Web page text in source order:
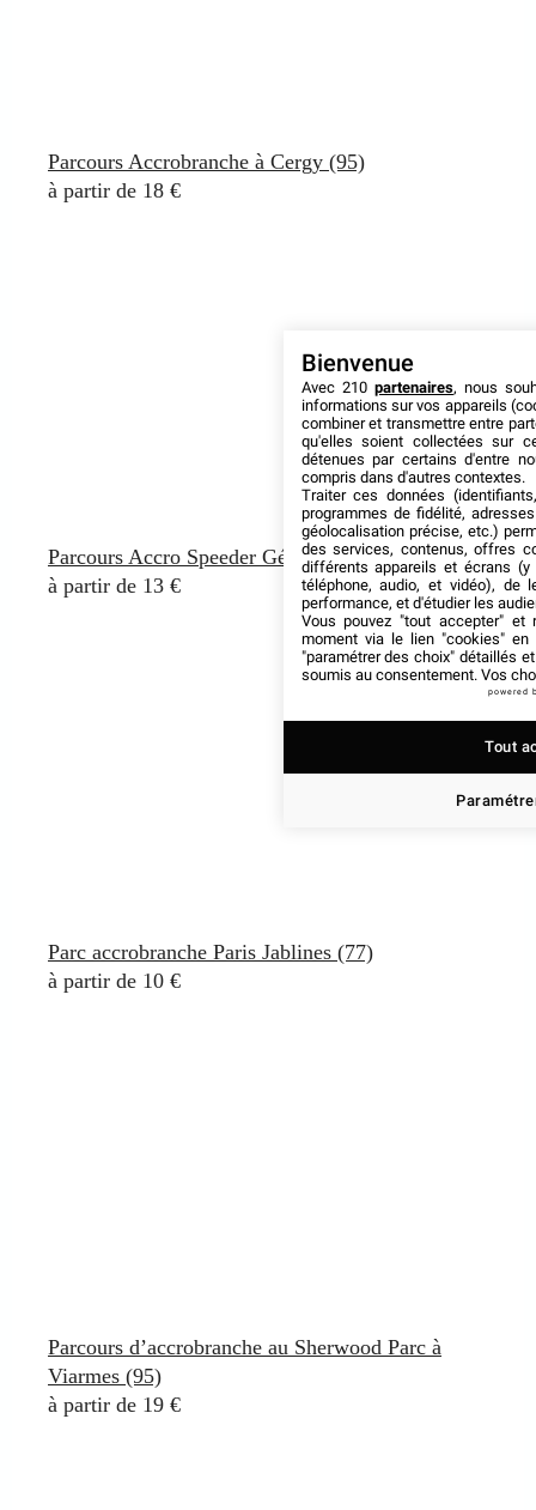
Parcours Accrobranche à Cergy (95)
à partir de 18 €
Parcours Accro Speeder Géant à Cergy (95)
à partir de 13 €
Parc accrobranche Paris Jablines (77)
à partir de 10 €
Parcours d’accrobranche au Sherwood Parc à
Viarmes (95)
à partir de 19 €
Bienvenue
Avec 210 partenaires, nous
informations sur vos appareils
combiner et transmettre entre
qu'elles soient collectées sur
détenues par certains d'entre
compris dans d'autres contextes.
Traiter ces données
programmes de fidélité,
géolocalisation précise, etc.)
des services, contenus, offres
différents appareils et écrans (y
téléphone, audio, et vidéo), de
performance, et d'étudier les
Vous pouvez "tout accepter" et
moment via le lien "cookies" en
"paramétrer des choix" détaillés
soumis au consentement. Vos
powered
Tout